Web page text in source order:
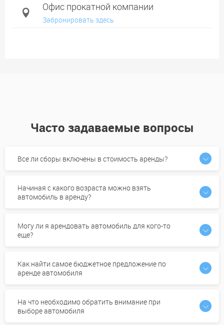
Офис прокатной компании
Забронировать здесь
Часто задаваемые вопросы
Все ли сборы включены в стоимость аренды?
Начиная с какого возраста можно взять
автомобиль в аренду?
Могу ли я арендовать автомобиль для кого-то
еще?
Как найти самое бюджетное предложение по
аренде автомобиля
На что необходимо обратить внимание при
выборе автомобиля